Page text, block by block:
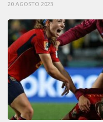
20 AGOSTO 2023